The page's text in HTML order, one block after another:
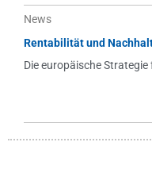
News
Rentabilität und
Die europäische